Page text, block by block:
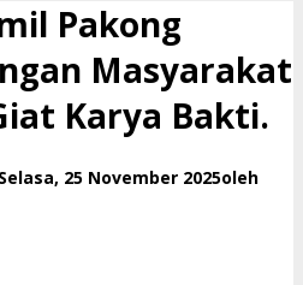
Pakong
Masyarakat
Karya Bakti.
Selasa, 25 November 2025oleh